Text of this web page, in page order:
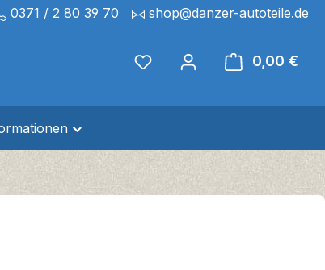
0371 / 2 80 39 70 shop@danzer-autoteile.de
0,00 €